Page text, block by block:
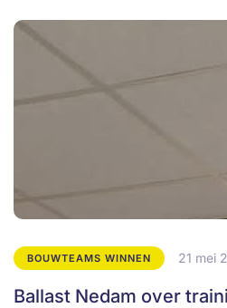
BOUWTEAMS WINNEN 21 mei
Ballast Nedam over